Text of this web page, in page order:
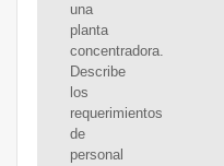
una
planta
concentradora.
Describe
los
requerimientos
de
personal